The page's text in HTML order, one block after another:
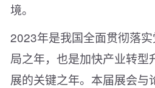
境。
2023年是我国全面贯彻落
局之年，也是加快产业转型
展的关键之年。本届展会与